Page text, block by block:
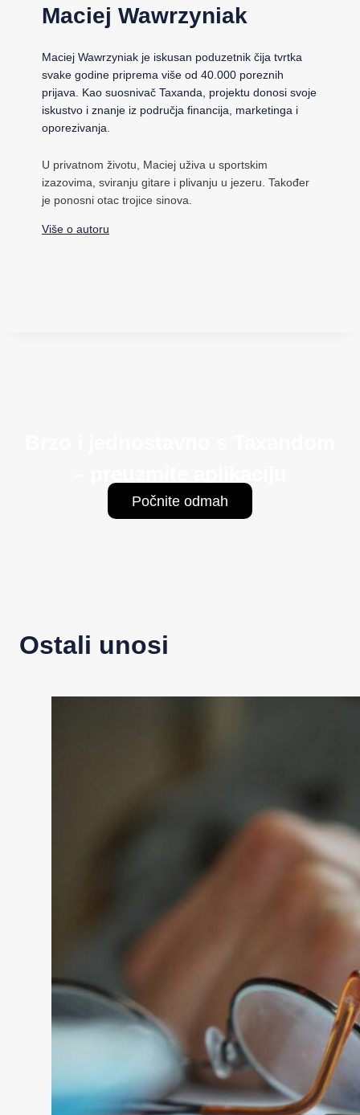
Maciej Wawrzyniak
Maciej Wawrzyniak je iskusan poduzetnik čija tvrtka
svake godine priprema više od 40.000 poreznih
prijava. Kao suosnivač Taxanda, projektu donosi svoje
iskustvo i znanje iz područja financija, marketinga i
oporezivanja.
U privatnom životu, Maciej uživa u sportskim
izazovima, sviranju gitare i plivanju u jezeru. Također
je ponosni otac trojice sinova.
Više o autoru
Počnite odmah
Ostali unosi